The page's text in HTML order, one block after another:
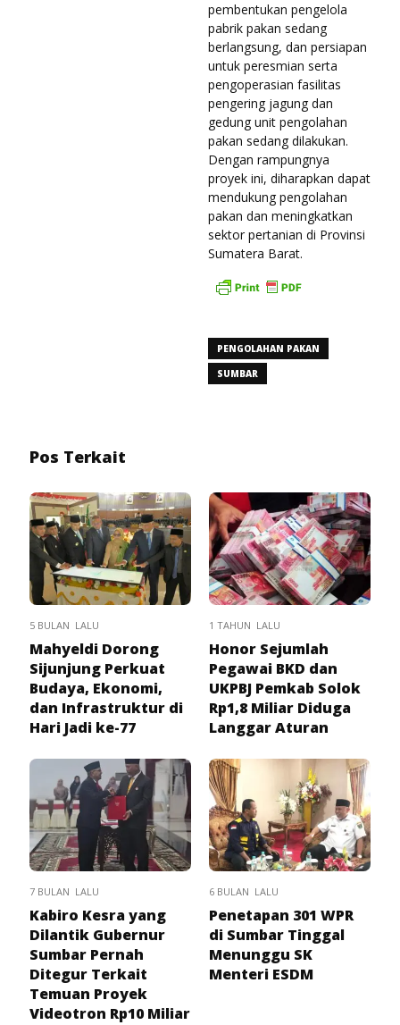
pembentukan pengelola
pabrik pakan sedang
berlangsung, dan persiapan
untuk peresmian serta
pengoperasian fasilitas
pengering jagung dan
gedung unit pengolahan
pakan sedang dilakukan.
Dengan rampungnya
proyek ini, diharapkan dapat
mendukung pengolahan
pakan dan meningkatkan
sektor pertanian di Provinsi
Sumatera Barat.
PENGOLAHAN PAKAN
SUMBAR
Pos Terkait
5 BULAN LALU
Mahyeldi Dorong
Sijunjung Perkuat
Budaya, Ekonomi,
dan Infrastruktur di
Hari Jadi ke-77
1 TAHUN LALU
Honor Sejumlah
Pegawai BKD dan
UKPBJ Pemkab Solok
Rp1,8 Miliar Diduga
Langgar Aturan
7 BULAN LALU
Kabiro Kesra yang
Dilantik Gubernur
Sumbar Pernah
Ditegur Terkait
Temuan Proyek
Videotron Rp10 Miliar
6 BULAN LALU
Penetapan 301 WPR
di Sumbar Tinggal
Menunggu SK
Menteri ESDM